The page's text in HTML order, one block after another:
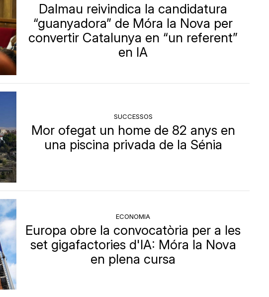
Dalmau reivindica la candidatura
“guanyadora” de Móra la Nova per
convertir Catalunya en “un referent”
en IA
SUCCESSOS
Mor ofegat un home de 82 anys en
una piscina privada de la Sénia
ECONOMIA
Europa obre la convocatòria per a les
set gigafactories d'IA: Móra la Nova
en plena cursa